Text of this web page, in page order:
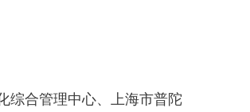
综合管理中心、上海市普陀